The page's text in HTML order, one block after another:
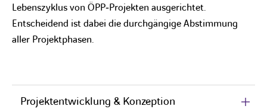
Lebenszyklus von ÖPP‑Projekten ausgerichtet.
Entscheidend ist dabei die durchgängige Abstimmung
aller Projektphasen.
Projektentwicklung & Konzeption